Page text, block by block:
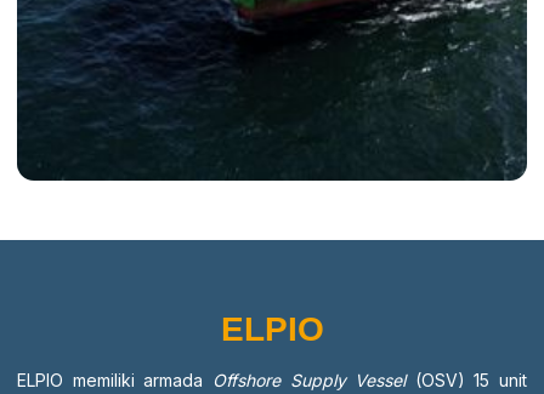
ELPIO
ELPIO memiliki armada Offshore Supply Vessel (OSV) 15 unit